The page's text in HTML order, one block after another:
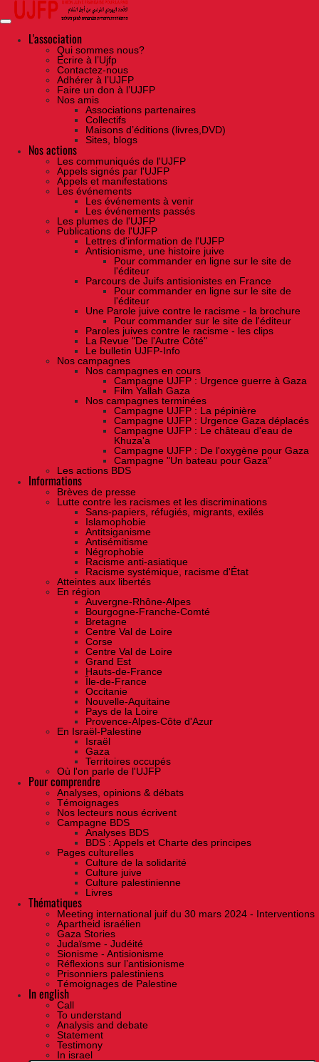
Skip
the
contentL'association
Qui sommes nous?
Ecrire à l’Ujfp
Contactez-nous
Adhérer à l’UJFP
Faire un don à l’UJFP
Nos amis
Associations partenaires
Collectifs
Maisons d’éditions (livres,DVD)
Sites, blogs
Nos actions
Les communiqués de l'UJFP
Appels signés par l'UJFP
Appels et manifestations
Les événements
Les événements à venir
Les événements passés
Les plumes de l'UJFP
Publications de l'UJFP
Lettres d'information de l'UJFP
Antisionisme, une histoire juive
Pour commander en ligne sur le site de
l'éditeur
Parcours de Juifs antisionistes en France
Pour commander en ligne sur le site de
l'éditeur
Une Parole juive contre le racisme - la brochure
Pour commander sur le site de l'éditeur
Paroles juives contre le racisme - les clips
La Revue "De l'Autre Côté"
Le bulletin UJFP-Info
Nos campagnes
Nos campagnes en cours
Campagne UJFP : Urgence guerre à Gaza
Film Yallah Gaza
Nos campagnes terminées
Campagne UJFP : La pépinière
Campagne UJFP : Urgence Gaza déplacés
Campagne UJFP : Le château d'eau de
Khuza'a
Campagne UJFP : De l'oxygène pour Gaza
Campagne "Un bateau pour Gaza"
Les actions BDS
Informations
Brèves de presse
Lutte contre les racismes et les discriminations
Sans-papiers, réfugiés, migrants, exilés
Islamophobie
Antitsiganisme
Antisémitisme
Négrophobie
Racisme anti-asiatique
Racisme systémique, racisme d'État
Atteintes aux libertés
En région
Auvergne-Rhône-Alpes
Bourgogne-Franche-Comté
Bretagne
Centre Val de Loire
Corse
Centre Val de Loire
Grand Est
Hauts-de-France
Île-de-France
Occitanie
Nouvelle-Aquitaine
Pays de la Loire
Provence-Alpes-Côte d'Azur
En Israël-Palestine
Israël
Gaza
Territoires occupés
Où l'on parle de l'UJFP
Pour comprendre
Analyses, opinions & débats
Témoignages
Nos lecteurs nous écrivent
Campagne BDS
Analyses BDS
BDS : Appels et Charte des principes
Pages culturelles
Culture de la solidarité
Culture juive
Culture palestinienne
Livres
Thématiques
Meeting international juif du 30 mars 2024 - Interventions
Apartheid israélien
Gaza Stories
Judaïsme - Judéité
Sionisme - Antisionisme
Réflexions sur l’antisionisme
Prisonniers palestiniens
Témoignages de Palestine
In english
Call
To understand
Analysis and debate
Statement
Testimony
In israel